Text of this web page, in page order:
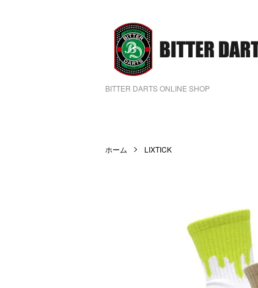
BITTER DARTS ONLINE SHOP
ホーム LIXTICK